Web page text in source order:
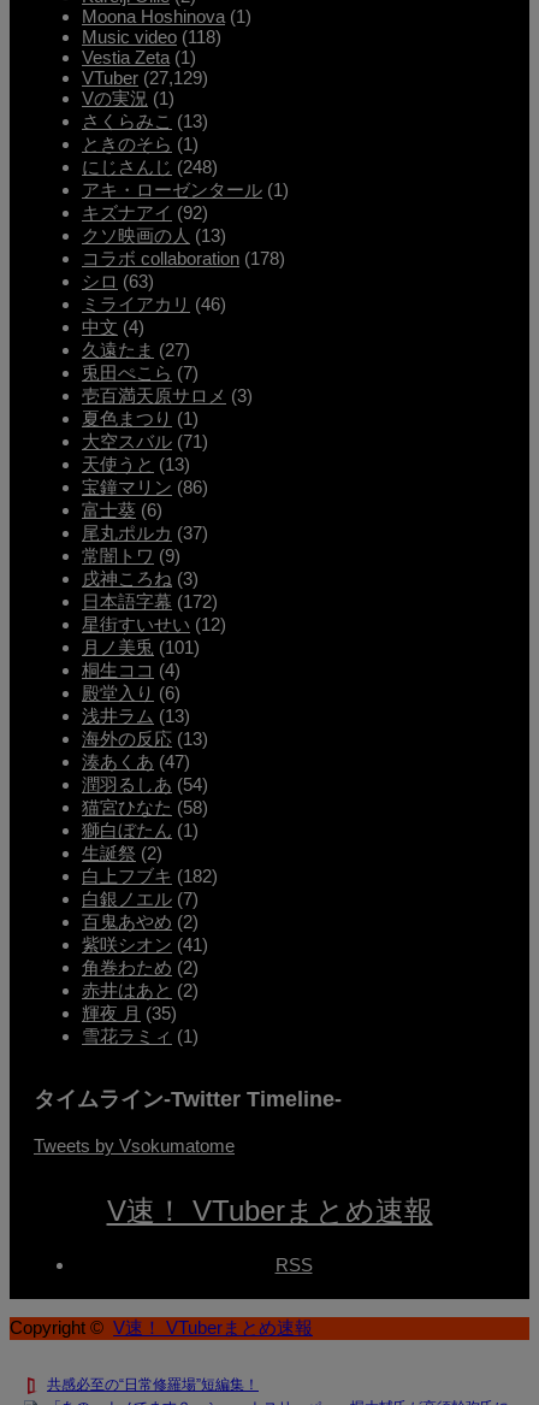
Moona Hoshinova (1)
Music video (118)
Vestia Zeta (1)
VTuber (27,129)
Vの実況 (1)
さくらみこ (13)
ときのそら (1)
にじさんじ (248)
アキ・ローゼンタール (1)
キズナアイ (92)
クソ映画の人 (13)
コラボ collaboration (178)
シロ (63)
ミライアカリ (46)
中文 (4)
久遠たま (27)
兎田ぺこら (7)
壱百満天原サロメ (3)
夏色まつり (1)
大空スバル (71)
天使うと (13)
宝鐘マリン (86)
富士葵 (6)
尾丸ポルカ (37)
常闇トワ (9)
戌神ころね (3)
日本語字幕 (172)
星街すいせい (12)
月ノ美兎 (101)
桐生ココ (4)
殿堂入り (6)
浅井ラム (13)
海外の反応 (13)
湊あくあ (47)
潤羽るしあ (54)
猫宮ひなた (58)
獅白ぼたん (1)
生誕祭 (2)
白上フブキ (182)
白銀ノエル (7)
百鬼あやめ (2)
紫咲シオン (41)
角巻わため (2)
赤井はあと (2)
輝夜 月 (35)
雪花ラミィ (1)
タイムライン-Twitter Timeline-
Tweets by Vsokumatome
V速！ VTuberまとめ速報
RSS
Copyright © V速！ VTuberまとめ速報
共感必至の“日常修羅場”短編集！